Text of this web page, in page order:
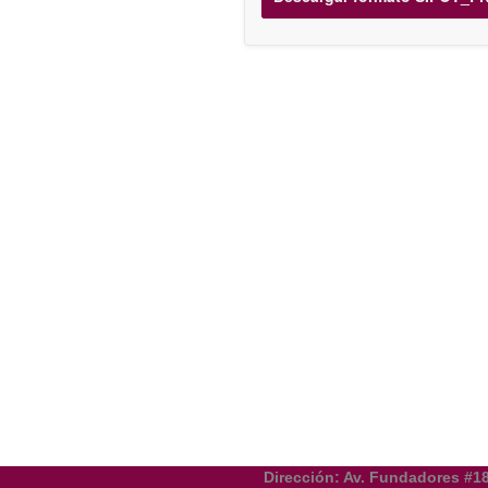
Dirección: Av. Fundadores